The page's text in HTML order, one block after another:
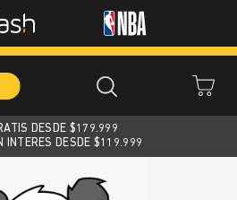
DESDE $179.999
INTERES DESDE $119.999